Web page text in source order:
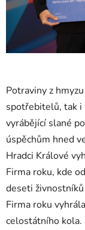
Potraviny z
spotřebitelů, tak i
vyrábějící slané
úspěchům hned
Hradci Králové
Firma roku, kde
deseti
Firma roku
celostátního kola.